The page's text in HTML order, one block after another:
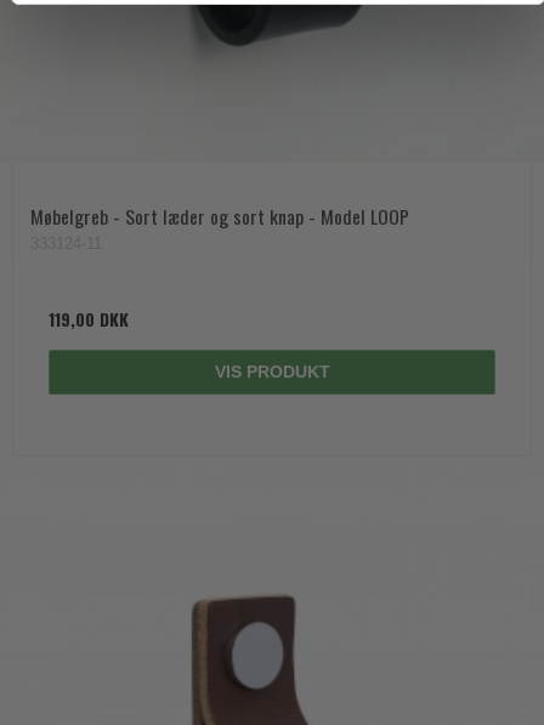
Møbelgreb - Sort læder og sort knap - Model LOOP
119,00 DKK
VIS PRODUKT